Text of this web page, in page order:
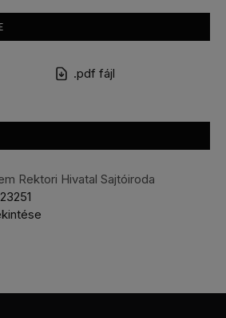
.pdf fájl
Rektori Hivatal Sajtóiroda